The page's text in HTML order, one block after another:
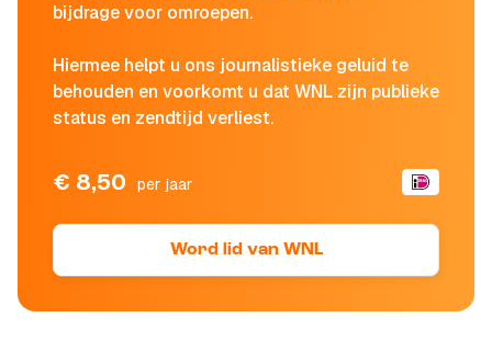
bijdrage voor omroepen.
Hiermee helpt u ons journalistieke geluid te
behouden en voorkomt u dat WNL zijn publieke
status en zendtijd verliest.
€ 8,50 per jaar
Word lid van WNL